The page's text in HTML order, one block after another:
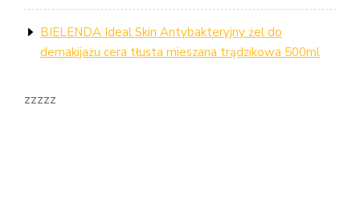
BIELENDA Ideal Skin Antybakteryjny żel do
demakijażu cera tłusta mieszana trądzikowa 500ml
zzzzz